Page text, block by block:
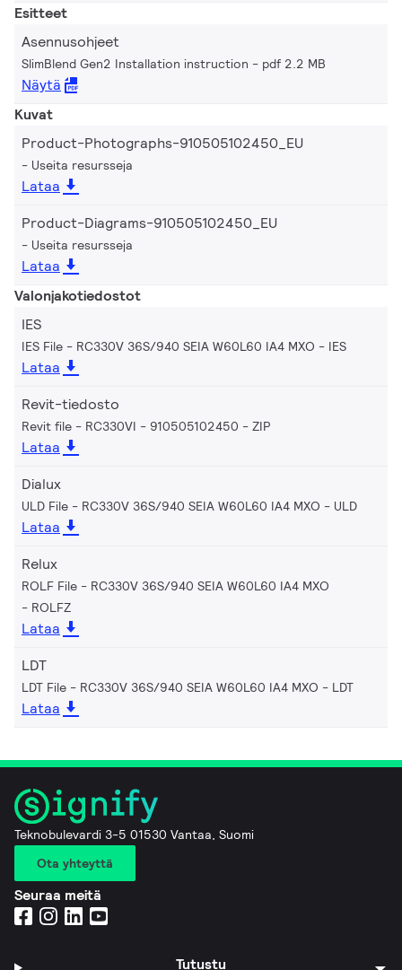
Esitteet
Asennusohjeet
SlimBlend Gen2 Installation instruction pdf 2.2 MB
Näytä
Kuvat
Product-Photographs-910505102450_EU
Useita resursseja
Lataa
Product-Diagrams-910505102450_EU
Useita resursseja
Lataa
Valonjakotiedostot
IES
IES File - RC330V 36S/940 SEIA W60L60 IA4 MXO IES
Lataa
Revit-tiedosto
Revit file - RC330VI - 910505102450 ZIP
Lataa
Dialux
ULD File - RC330V 36S/940 SEIA W60L60 IA4 MXO ULD
Lataa
Relux
ROLF File - RC330V 36S/940 SEIA W60L60 IA4 MXO
ROLFZ
Lataa
LDT
LDT File - RC330V 36S/940 SEIA W60L60 IA4 MXO LDT
Lataa
Teknobulevardi 3-5 01530 Vantaa, Suomi
Ota yhteyttä
Seuraa meitä
Tutustu